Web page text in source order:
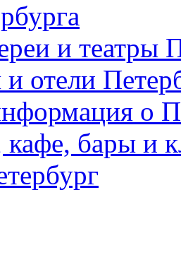
и театры
отели
о
кафе, бары и